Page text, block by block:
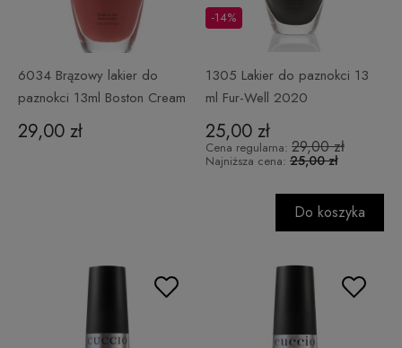
6034 Brązowy lakier do
paznokci 13ml Boston Cream
29,00 zł
1305 Lakier do paznokci 13
ml Fur-Well 2020
25,00 zł
-14%
Cena regularna: 29,00 zł
Najniższa cena: 25,00 zł
Do koszyka